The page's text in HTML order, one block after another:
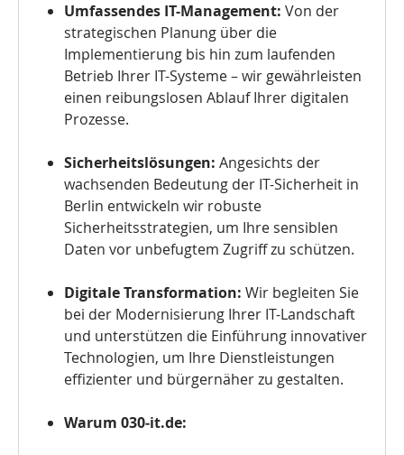
Umfassendes IT-Management: Von der
strategischen Planung über die
Implementierung bis hin zum laufenden
Betrieb Ihrer IT-Systeme – wir gewährleisten
einen reibungslosen Ablauf Ihrer digitalen
Prozesse.
Sicherheitslösungen: Angesichts der
wachsenden Bedeutung der IT-Sicherheit in
Berlin entwickeln wir robuste
Sicherheitsstrategien, um Ihre sensiblen
Daten vor unbefugtem Zugriff zu schützen.
Digitale Transformation: Wir begleiten Sie
bei der Modernisierung Ihrer IT-Landschaft
und unterstützen die Einführung innovativer
Technologien, um Ihre Dienstleistungen
effizienter und bürgernäher zu gestalten.
Warum 030‑it.de: